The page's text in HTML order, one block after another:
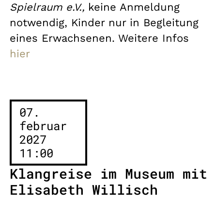
Spielraum e.V., keine Anmeldung
notwendig, Kinder nur in Begleitung
eines Erwachsenen. Weitere Infos
hier
07.
februar
2027
11:00
Klangreise im Museum mit
Elisabeth Willisch